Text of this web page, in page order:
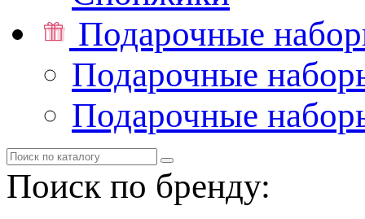
Подарочные
Подарочные
Подарочные
Поиск по бренду: